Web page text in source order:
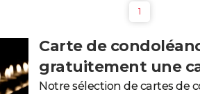
1
Carte de
gratuitement une
Notre sélection de cartes de